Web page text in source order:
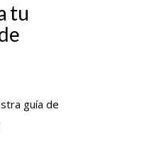
tu
guía de